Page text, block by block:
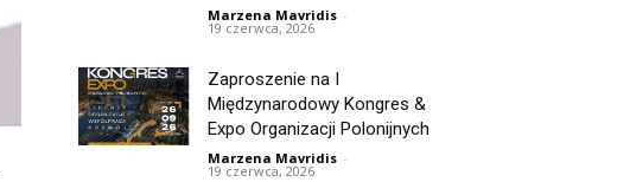
Marzena Mavridis -
19 czerwca, 2026
Zaproszenie na I
Międzynarodowy Kongres &
Expo Organizacji Polonijnych
Marzena Mavridis -
19 czerwca, 2026